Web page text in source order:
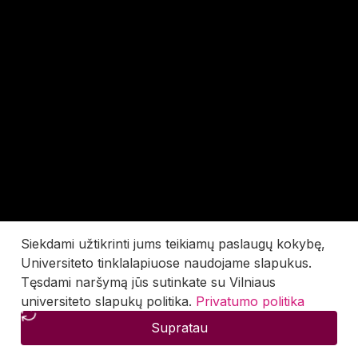
Siekdami užtikrinti jums teikiamų paslaugų kokybę,
Universiteto tinklalapiuose naudojame slapukus.
Tęsdami naršymą jūs sutinkate su Vilniaus
universiteto slapukų politika. Privatumo politika
Supratau